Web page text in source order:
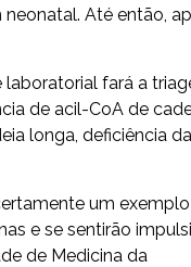
Até então,
laboratorial fará a
de acil-CoA de
longa, deficiência da
um
e se sentirão
de Medicina da